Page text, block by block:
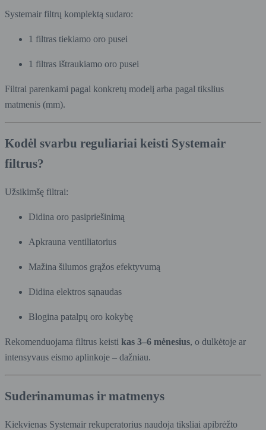
Systemair filtrų komplektą sudaro:
1 filtras tiekiamo oro pusei
1 filtras ištraukiamo oro pusei
Filtrai parenkami pagal konkretų modelį arba pagal tikslius
matmenis (mm).
Kodėl svarbu reguliariai keisti Systemair
filtrus?
Užsikimšę filtrai:
Didina oro pasipriešinimą
Apkrauna ventiliatorius
Mažina šilumos grąžos efektyvumą
Didina elektros sąnaudas
Blogina patalpų oro kokybę
Rekomenduojama filtrus keisti kas 3–6 mėnesius, o dulkėtoje ar
intensyvaus eismo aplinkoje – dažniau.
Suderinamumas ir matmenys
Kiekvienas Systemair rekuperatorius naudoja tiksliai apibrėžto